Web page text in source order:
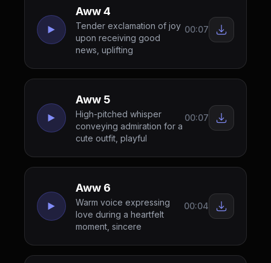
Aww 4
Tender exclamation of joy
upon receiving good
news, uplifting
00:07
Aww 5
High-pitched whisper
conveying admiration for a
cute outfit, playful
00:07
Aww 6
Warm voice expressing
love during a heartfelt
moment, sincere
00:04